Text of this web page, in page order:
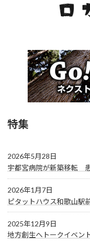
特集
2026年5月28日
宇都宮病院が新築移転
2026年1月7日
ピタットハウス和歌山
2025年12月9日
地方創生へトークイベ